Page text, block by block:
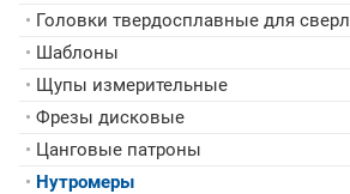
• Головки твердосплавные для сверл
• Шаблоны
• Щупы измерительные
• Фрезы дисковые
• Цанговые патроны
• Нутромеры